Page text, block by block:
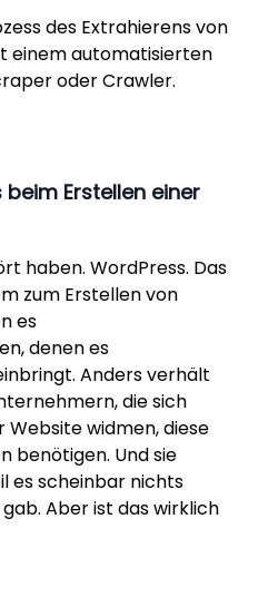
des Extrahierens von
einem automatisierten
oder Crawler.
beim Erstellen einer
haben. WordPress. Das
zum Erstellen von
es
denen es
Anders verhält
die sich
widmen, diese
benötigen. Und sie
es scheinbar nichts
Aber ist das wirklich